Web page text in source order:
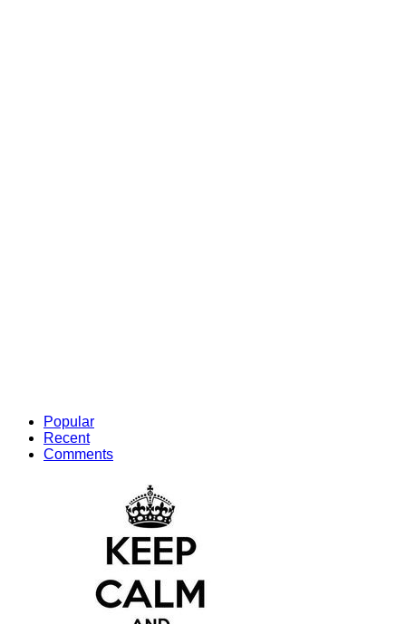
Popular
Recent
Comments